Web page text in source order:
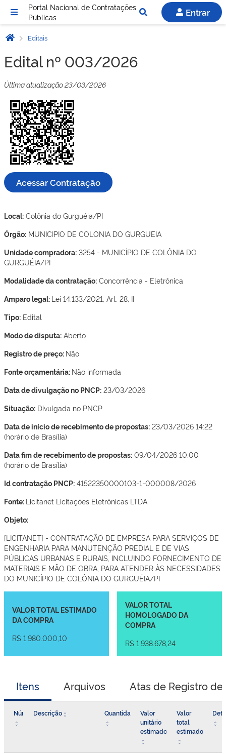
Portal Nacional de Contratações
Públicas
Entrar
Editais
Edital nº 003/2026
Última atualização 23/03/2026
Acessar Contratação
Local: Colônia do Gurguéia/PI
Órgão: MUNICIPIO DE COLONIA DO GURGUEIA
Unidade compradora: 3254 - MUNICÍPIO DE COLÔNIA DO
GURGUÉIA/PI
Modalidade da contratação: Concorrência - Eletrônica
Amparo legal: Lei 14.133/2021, Art. 28, II
Tipo: Edital
Modo de disputa: Aberto
Registro de preço: Não
Fonte orçamentária: Não informada
Data de divulgação no PNCP: 23/03/2026
Situação: Divulgada no PNCP
Data de início de recebimento de propostas: 23/03/2026 14:22
(horário de Brasília)
Data fim de recebimento de propostas: 09/04/2026 10:00
(horário de Brasília)
Id contratação PNCP: 41522350000103-1-000008/2026
Fonte: Licitanet Licitações Eletrônicas LTDA
Objeto:
[LICITANET] - CONTRATAÇÃO DE EMPRESA PARA SERVIÇOS DE
ENGENHARIA PARA MANUTENÇÃO PREDIAL E DE VIAS
PÚBLICAS URBANAS E RURAIS, INCLUINDO FORNECIMENTO DE
MATERIAIS E MÃO DE OBRA, PARA ATENDER ÀS NECESSIDADES
DO MUNICÍPIO DE COLÔNIA DO GURGUÉIA/PI
VALOR TOTAL ESTIMADO
DA COMPRA
R$ 1.980.000,10
VALOR TOTAL
HOMOLOGADO DA
COMPRA
R$ 1.938.678,24
Itens Arquivos Atas de Registro de
NúmeroDescrição Quantidade
Valor
unitário
estimado
Valor
total
estimado